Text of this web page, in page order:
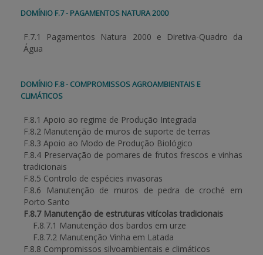
DOMÍNIO F.7 - PAGAMENTOS NATURA 2000
F.7.1 Pagamentos Natura 2000 e Diretiva-Quadro da
Água
DOMÍNIO F.8 - COMPROMISSOS AGROAMBIENTAIS E
CLIMÁTICOS
F.8.1 Apoio ao regime de Produção Integrada
F.8.2 Manutenção de muros de suporte de terras
F.8.3 Apoio ao Modo de Produção Biológico
F.8.4 Preservação de pomares de frutos frescos e vinhas
tradicionais
F.8.5 Controlo de espécies invasoras
F.8.6 Manutenção de muros de pedra de croché em
Porto Santo
F.8.7 Manutenção de estruturas vitícolas tradicionais
F.8.7.1 Manutenção dos bardos em urze
F.8.7.2 Manutenção Vinha em Latada
F.8.8 Compromissos silvoambientais e climáticos